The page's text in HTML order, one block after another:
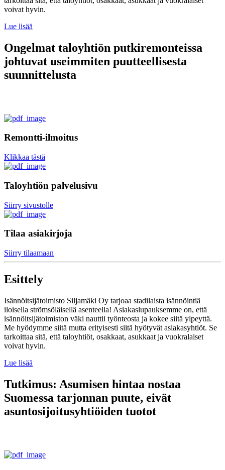
voivat hyvin.
Lue lisää
Ongelmat taloyhtiön putkiremonteissa
johtuvat useimmiten puutteellisesta
suunnittelusta
Remontti-ilmoitus
Klikkaa tästä
Taloyhtiön palvelusivu
Siirry sivustolle
Tilaa asiakirjoja
Siirry tilaamaan
Esittely
Isännöitsijätoimisto Siljamäki Oy tarjoaa stadilaista isännöintiä
iloisella strömsöläisellä asenteella! Asiakaslupauksemme on, että
isännöitsijätoimiston väki nauttii työnteosta ja kokee siitä ylpeyttä.
Me hyödymme siitä mutta erityisesti siitä hyötyvät asiakasyhtiöt. Se
tarkoittaa sitä, että taloyhtiöt, osakkaat, asukkaat ja vuokralaiset
voivat hyvin.
Lue lisää
Tutkimus: Asumisen hintaa nostaa
Suomessa tarjonnan puute, eivät
asuntosijoitusyhtiöiden tuotot